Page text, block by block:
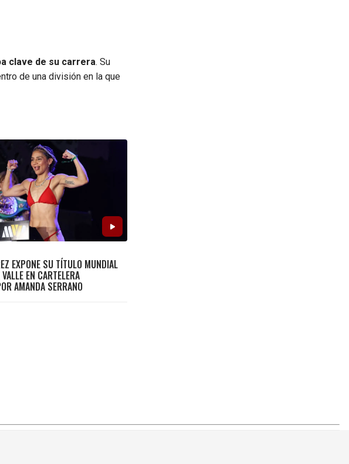
clave de su carrera. Su
de una división en la que
EXPONE SU TÍTULO MUNDIAL
EN CARTELERA
AMANDA SERRANO